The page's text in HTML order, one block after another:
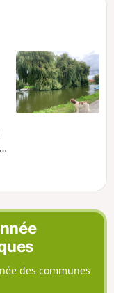
balisé de la
Saint-Omer.
des communes